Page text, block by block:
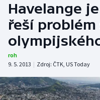
Hokej
Tenis
Atletika
Cyklistika
Havelange
řeší
roh
9. 5. 2013 | Zdroj: ČTK, US Today